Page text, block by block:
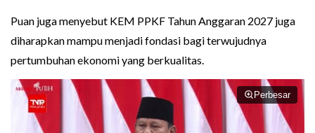
Puan juga menyebut KEM PPKF Tahun Anggaran 2027 juga
diharapkan mampu menjadi fondasi bagi terwujudnya
pertumbuhan ekonomi yang berkualitas.
Perbesar